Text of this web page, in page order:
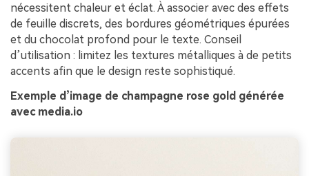
nécessitent chaleur et éclat. À associer avec des effets
de feuille discrets, des bordures géométriques épurées
et du chocolat profond pour le texte. Conseil
d’utilisation : limitez les textures métalliques à de petits
accents afin que le design reste sophistiqué.
Exemple d’image de champagne rose gold générée
avec media.io